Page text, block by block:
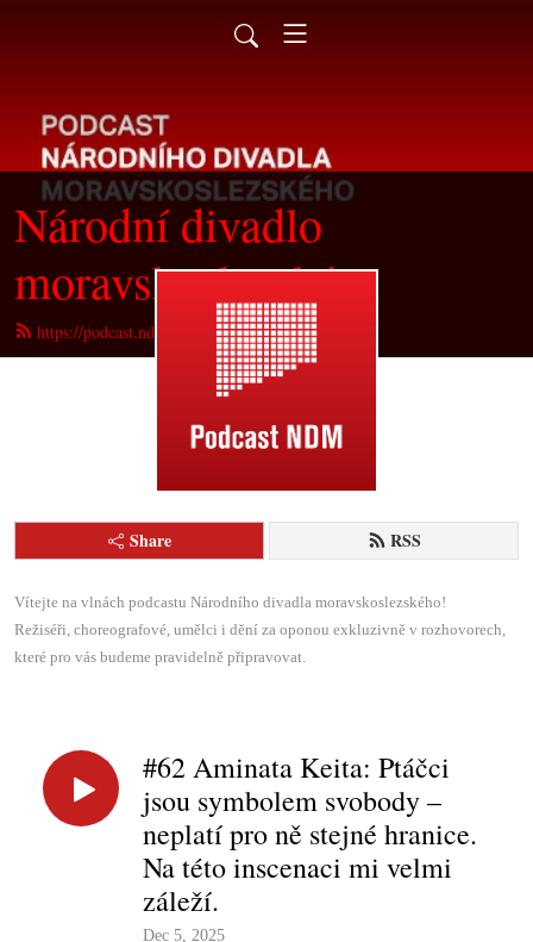
Národní divadlo
moravskoslezské
https://podcast.ndm.cz/feed.xml
Share RSS
Vítejte na vlnách podcastu Národního divadla moravskoslezského!
Režiséři, choreografové, umělci i dění za oponou exkluzivně v rozhovorech,
které pro vás budeme pravidelně připravovat.
#62 Aminata Keita: Ptáčci
jsou symbolem svobody –
neplatí pro ně stejné hranice.
Na této inscenaci mi velmi
záleží.
Dec 5, 2025